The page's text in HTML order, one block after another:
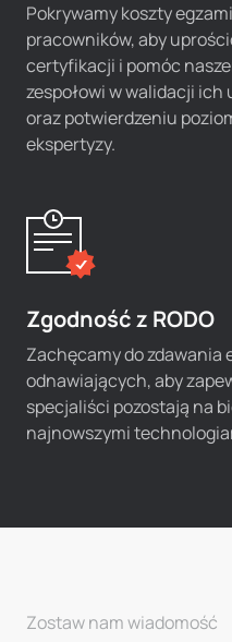
Pokrywamy koszty
pracowników, aby
certyfikacji i pomóc
zespołowi w walidacji
oraz potwierdzeniu
ekspertyzy.
Zgodność z RODO
Zachęcamy do zdawania
odnawiających, aby
specjaliści pozostają na
najnowszymi
Zostaw nam wiadomość